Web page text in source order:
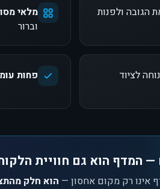
הגובה ולפנות
מלאי
וברור
לציוד
פחות
המדף הוא גם חוויית
אינו רק מקום אחסון — הוא חלק